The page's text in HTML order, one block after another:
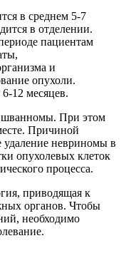
в среднем 5-7
в отделении.
пациентам
и
опухоли.
12 месяцев.
шванномы. При этом
Причиной
удаление невриномы в
опухолевых клеток
процесса.
приводящая к
органов. Чтобы
необходимо